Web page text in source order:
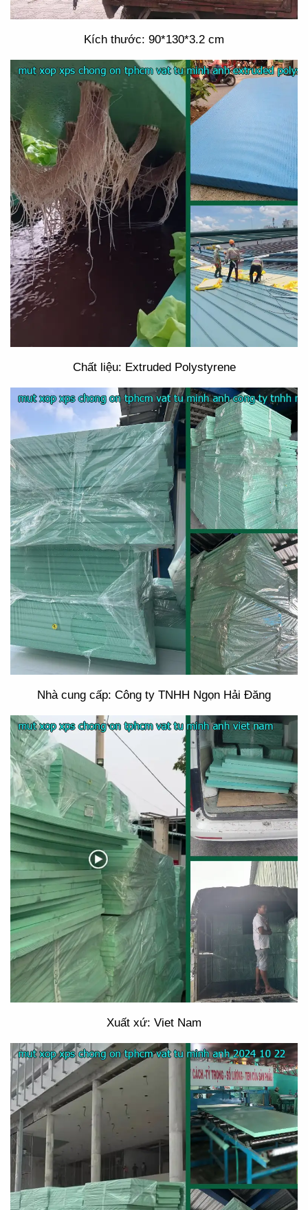
Kích thước: 90*130*3.2 cm
Chất liệu: Extruded Polystyrene
Nhà cung cấp: Công ty TNHH Ngọn Hải Đăng
Xuất xứ: Viet Nam